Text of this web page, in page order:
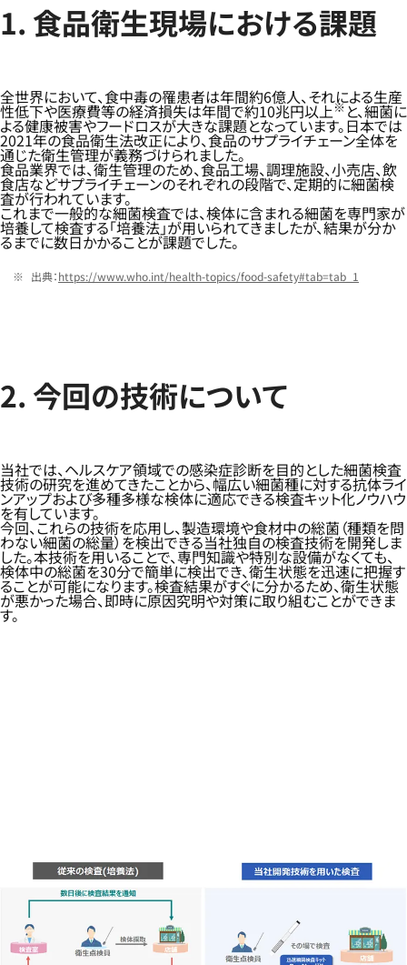
1. 食品衛生現場における課題
全世界において、食中毒の罹患者は年間約6億人、それによる生産
性低下や医療費等の経済損失は年間で約10兆円以上※と、細菌に
よる健康被害やフードロスが大きな課題となっています。日本では
2021年の食品衛生法改正により、食品のサプライチェーン全体を
通じた衛生管理が義務づけられました。
食品業界では、衛生管理のため、食品工場、調理施設、小売店、飲
食店などサプライチェーンのそれぞれの段階で、定期的に細菌検
査が行われています。
これまで一般的な細菌検査では、検体に含まれる細菌を専門家が
培養して検査する「培養法」が用いられてきましたが、結果が分か
るまでに数日かかることが課題でした。
出典：https://www.who.int/health-topics/food-safety#tab=tab_1
2. 今回の技術について
当社では、ヘルスケア領域での感染症診断を目的とした細菌検査
技術の研究を進めてきたことから、幅広い細菌種に対する抗体ライ
ンアップおよび多種多様な検体に適応できる検査キット化ノウハウ
を有しています。
今回、これらの技術を応用し、製造環境や食材中の総菌（種類を問
わない細菌の総量）を検出できる当社独自の検査技術を開発しま
した。本技術を用いることで、専門知識や特別な設備がなくても、
検体中の総菌を30分で簡単に検出でき、衛生状態を迅速に把握す
ることが可能になります。検査結果がすぐに分かるため、衛生状態
が悪かった場合、即時に原因究明や対策に取り組むことができま
す。